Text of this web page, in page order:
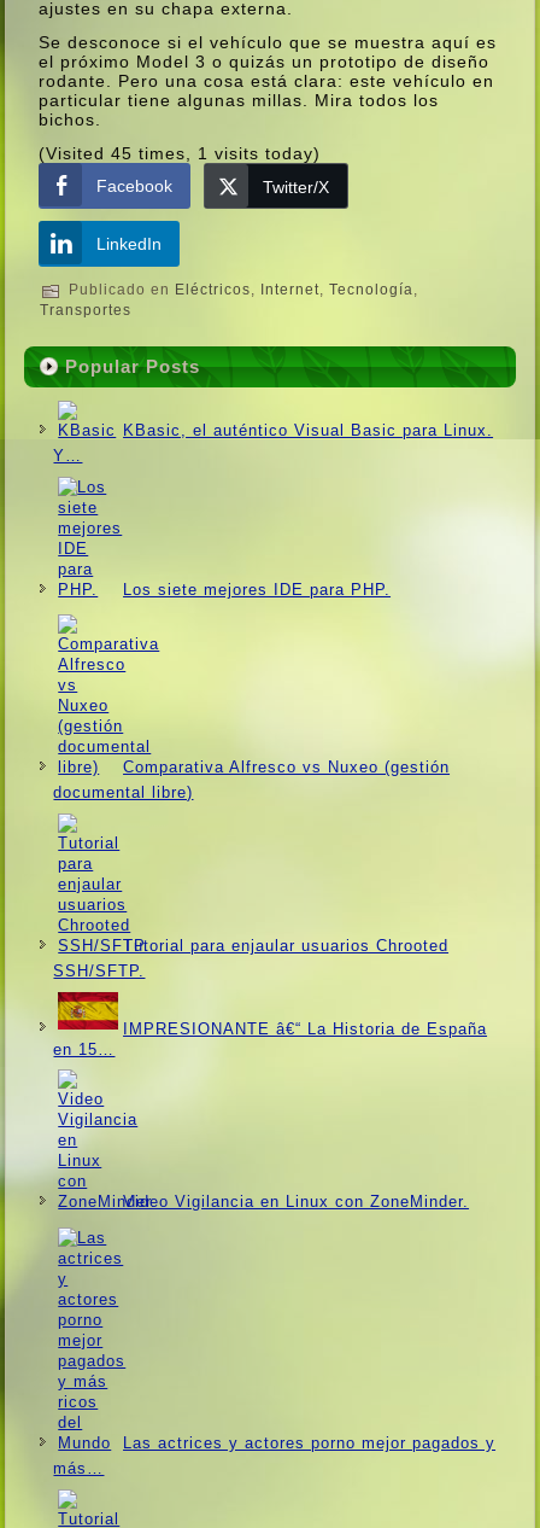
ajustes en su chapa externa.
Se desconoce si el vehí­culo que se muestra aquí­ es
el próximo Model 3 o quizás un prototipo de diseño
rodante. Pero una cosa está clara: este vehí­culo en
particular tiene algunas millas. Mira todos los
bichos.
(Visited 45 times, 1 visits today)
Facebook
Twitter/X
LinkedIn
Publicado en Eléctricos, Internet,Tecnologí­a,
Transportes
Popular Posts
KBasic, el auténtico Visual Basic para Linux.
Y…
Los siete mejores IDE para PHP.
Comparativa Alfresco vs Nuxeo (gestión
documental libre)
Tutorial para enjaular usuarios Chrooted
SSH/SFTP.
IMPRESIONANTE â€“ La Historia de España
en 15…
Video Vigilancia en Linux con ZoneMinder.
Las actrices y actores porno mejor pagados y
más…